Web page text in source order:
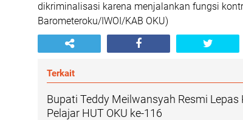
dikriminalisasi karena menjalankan fungsi
Barometeroku/IWOI/KAB OKU)
Terkait
Bupati Teddy Meilwansyah Resmi Lepas
Pelajar HUT OKU ke-116